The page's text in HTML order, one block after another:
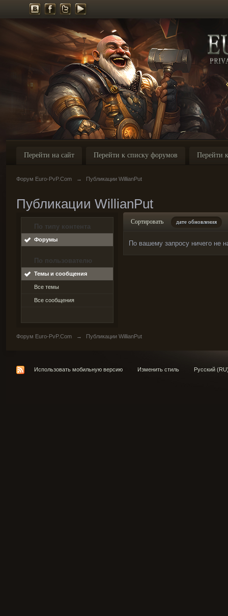
Перейти на сайт Перейти к списку форумов Перейти
Форум Euro-PvP.Com → Публикации WillianPut
Публикации WillianPut
По типу контента
Форумы
По пользователю
Темы и сообщения
Все темы
Все сообщения
Сортировать дате обновления
По вашему запросу ничего не
Форум Euro-PvP.Com → Публикации WillianPut
Использовать мобильную версию Изменить стиль Русский